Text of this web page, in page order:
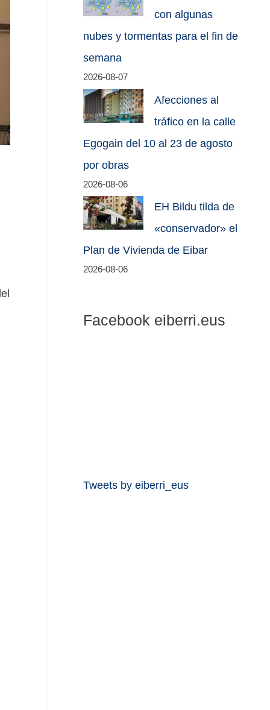
con algunas
nubes y tormentas para el fin de
semana
2026-08-07
Afecciones al
tráfico en la calle
Egogain del 10 al 23 de agosto
por obras
2026-08-06
EH Bildu tilda de
«conservador» el
Plan de Vivienda de Eibar
2026-08-06
Facebook eiberri.eus
Tweets by eiberri_eus